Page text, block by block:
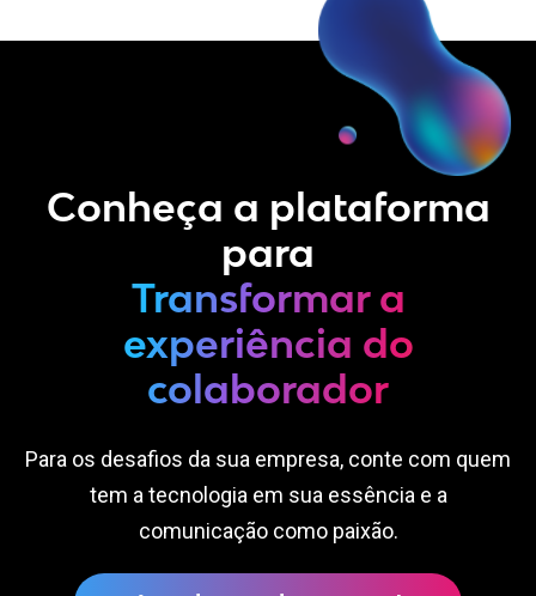
Conheça a plataforma
para
Transformar a
experiência do
colaborador
Para os desafios da sua empresa, conte com quem
tem a tecnologia em sua essência e a
comunicação como paixão.